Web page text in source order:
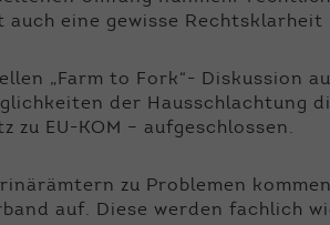
auch eine gewisse Rechtsklarheit
„Farm to Fork“- Diskussion
der Hausschlachtung
zu EU-KOM – aufgeschlossen.
zu Problemen
auf. Diese werden fachlich